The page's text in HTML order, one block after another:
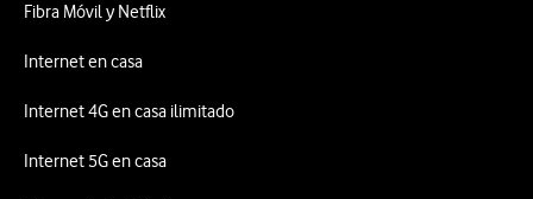
Fibra Móvil y Netflix
Internet en casa
Internet 4G en casa ilimitado
Internet 5G en casa